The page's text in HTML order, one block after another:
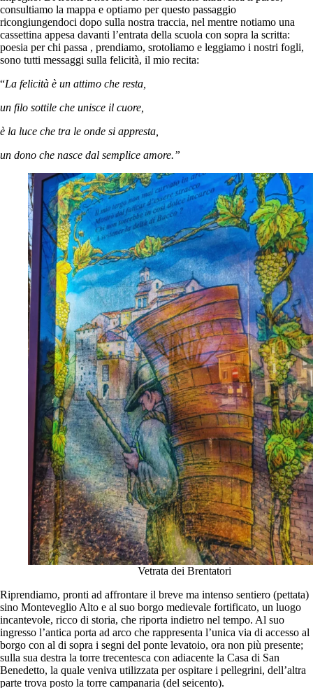
consultiamo la mappa e optiamo per questo passaggio
ricongiungendoci dopo sulla nostra traccia, nel mentre notiamo una
cassettina appesa davanti l’entrata della scuola con sopra la scritta:
poesia per chi passa , prendiamo, srotoliamo e leggiamo i nostri fogli,
sono tutti messaggi sulla felicità, il mio recita:
“La felicità è un attimo che resta,
un filo sottile che unisce il cuore,
è la luce che tra le onde si appresta,
un dono che nasce dal semplice amore.”
Vetrata dei Brentatori
Riprendiamo, pronti ad affrontare il breve ma intenso sentiero (pettata)
sino Monteveglio Alto e al suo borgo medievale fortificato, un luogo
incantevole, ricco di storia, che riporta indietro nel tempo. Al suo
ingresso l’antica porta ad arco che rappresenta l’unica via di accesso al
borgo con al di sopra i segni del ponte levatoio, ora non più presente;
sulla sua destra la torre trecentesca con adiacente la Casa di San
Benedetto, la quale veniva utilizzata per ospitare i pellegrini, dell’altra
parte trova posto la torre campanaria (del seicento).